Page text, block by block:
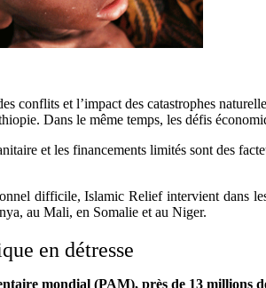
conflits et l’impact des catastrophes
Dans le même temps, les défis
et les financements limités sont des
difficile, Islamic Relief intervient dans
au Mali, en Somalie et au Niger.
en détresse
mondial (PAM), près de 13 millions